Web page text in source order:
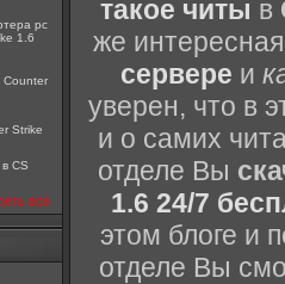
pc
1.6
Counter
Strike
CS
все
такое читы в
же
сервере и
уверен, что в
и о самих
отделе Вы
1.6 24/7
этом блоге и
отделе Вы